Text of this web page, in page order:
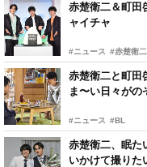
赤楚衛二＆町田
ャイチャ
#ニュース #赤楚衛二
赤楚衛二と町田
ま〜い日々がの
#ニュース #BL
赤楚衛二、眠た
いかけて撮り